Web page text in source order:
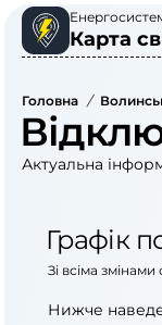
Карта
Головна /
Актуальна
Графік
Зі всіма
Нижче